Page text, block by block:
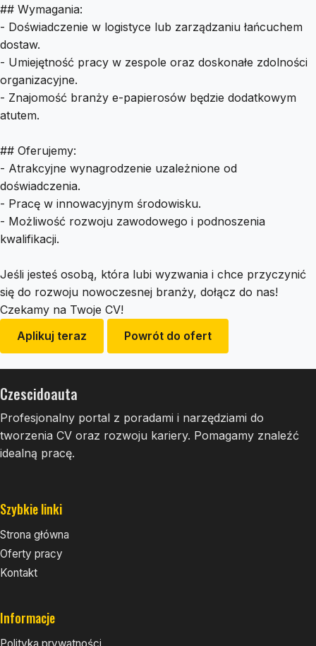
## Wymagania:
- Doświadczenie w logistyce lub zarządzaniu łańcuchem
dostaw.
- Umiejętność pracy w zespole oraz doskonałe zdolności
organizacyjne.
- Znajomość branży e-papierosów będzie dodatkowym
atutem.
## Oferujemy:
- Atrakcyjne wynagrodzenie uzależnione od
doświadczenia.
- Pracę w innowacyjnym środowisku.
- Możliwość rozwoju zawodowego i podnoszenia
kwalifikacji.
Jeśli jesteś osobą, która lubi wyzwania i chce przyczynić
się do rozwoju nowoczesnej branży, dołącz do nas!
Czekamy na Twoje CV!
Aplikuj teraz
Powrót do ofert
Czescidoauta
Profesjonalny portal z poradami i narzędziami do
tworzenia CV oraz rozwoju kariery. Pomagamy znaleźć
idealną pracę.
Szybkie linki
Strona główna
Oferty pracy
Kontakt
Informacje